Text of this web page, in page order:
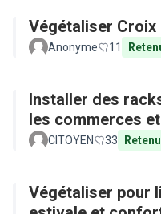
Végétaliser Croix
Anonyme 11
Installer des
les commerces
CITOYEN 33
Végétaliser pour